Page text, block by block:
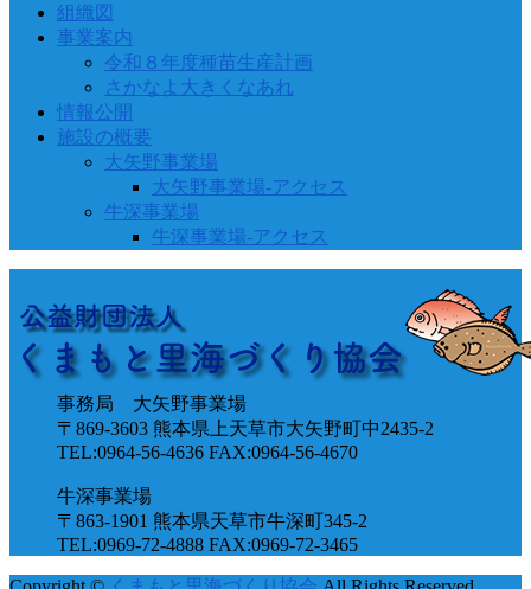
組織図
事業案内
令和８年度種苗生産計画
さかなよ大きくなあれ
情報公開
施設の概要
大矢野事業場
大矢野事業場-アクセス
牛深事業場
牛深事業場-アクセス
事務局 大矢野事業場
〒869-3603 熊本県上天草市大矢野町中2435-2
TEL:0964-56-4636 FAX:0964-56-4670
牛深事業場
〒863-1901 熊本県天草市牛深町345-2
TEL:0969-72-4888 FAX:0969-72-3465